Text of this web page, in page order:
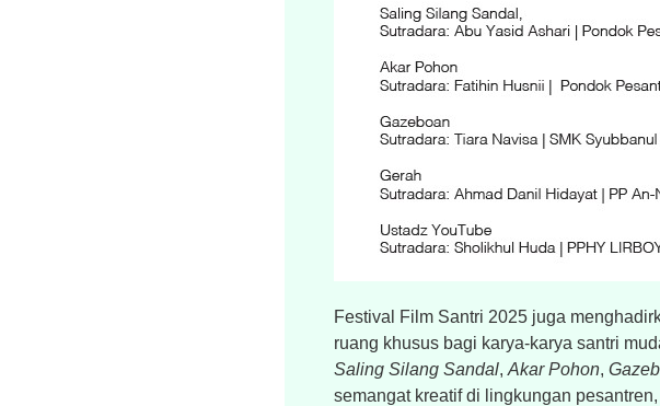
Festival Film Santri 2025 juga
ruang khusus bagi karya-karya santri
Saling Silang Sandal, Akar Pohon,
semangat kreatif di lingkungan